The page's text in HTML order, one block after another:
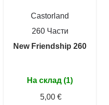
Castorland
260 Части
New Friendship 260
На склад (1)
5,00 €